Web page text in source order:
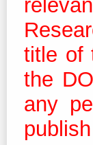
title of
the
any